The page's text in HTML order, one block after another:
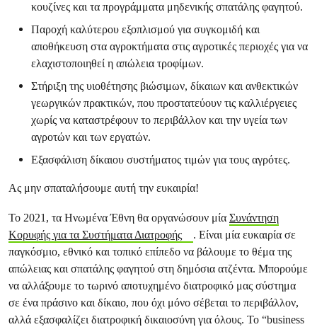
κουζίνες και τα προγράμματα μηδενικής σπατάλης φαγητού.
Παροχή καλύτερου εξοπλισμού για συγκομιδή και
αποθήκευση στα αγροκτήματα στις αγροτικές περιοχές για να
ελαχιστοποιηθεί η απώλεια τροφίμων.
Στήριξη της υιοθέτησης βιώσιμων, δίκαιων και ανθεκτικών
γεωργικών πρακτικών, που προστατεύουν τις καλλιέργειες
χωρίς να καταστρέφουν το περιβάλλον και την υγεία των
αγροτών και των εργατών.
Εξασφάλιση δίκαιου συστήματος τιμών για τους αγρότες.
Ας μην σπαταλήσουμε αυτή την ευκαιρία!
Το 2021, τα Ηνωμένα Έθνη θα οργανώσουν μία Συνάντηση
Κορυφής για τα Συστήματα Διατροφής
. Είναι μία ευκαιρία σε
παγκόσμιο, εθνικό και τοπικό επίπεδο να βάλουμε το θέμα της
απώλειας και σπατάλης φαγητού στη δημόσια ατζέντα. Μπορούμε
να αλλάξουμε το τωρινό αποτυχημένο διατροφικό μας σύστημα
σε ένα πράσινο και δίκαιο, που όχι μόνο σέβεται το περιβάλλον,
αλλά εξασφαλίζει διατροφική δικαιοσύνη για όλους. Το “business